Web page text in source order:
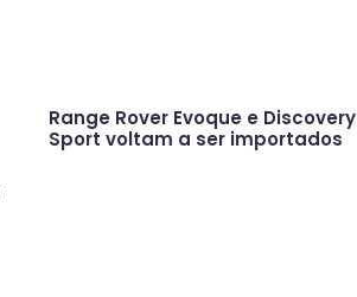
Range Rover Evoque e Discovery
Sport voltam a ser importados